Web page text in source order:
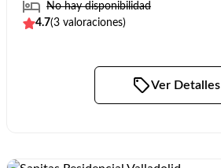
No hay disponibilidad
4.7(3 valoraciones)
Ver Detalles